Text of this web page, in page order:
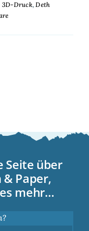
3D-Druck,Deth
Seite über
& Paper,
mehr…